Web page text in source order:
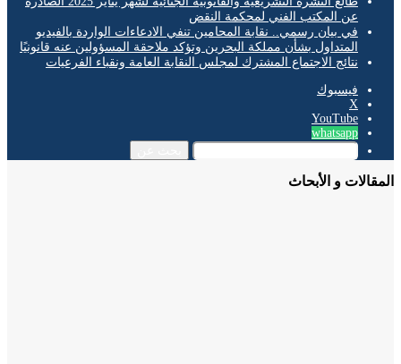
عن المكتب الفني لمحكمة النقض
في بيان رسمي.. نقابة المحامين تنفي الادعاءات الواردة بالفيديو
المتداول بشأن مملكة البحرين وتؤكد ملاحقة المسؤولين عنه قانونيًا
نتائج الاجتماع المشترك لمجلس النقابة العامة ونقباء الفرعيات
فيسبوك
‫YouTube
whatsapp
و الأبحاث